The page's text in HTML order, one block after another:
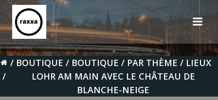
Aller
au
contenu
BOUTIQUE BOUTIQUE PAR THÈME
LIEUX
LOHR AM MAIN AVEC LE CHÂTEAU DE
BLANCHE-NEIGE